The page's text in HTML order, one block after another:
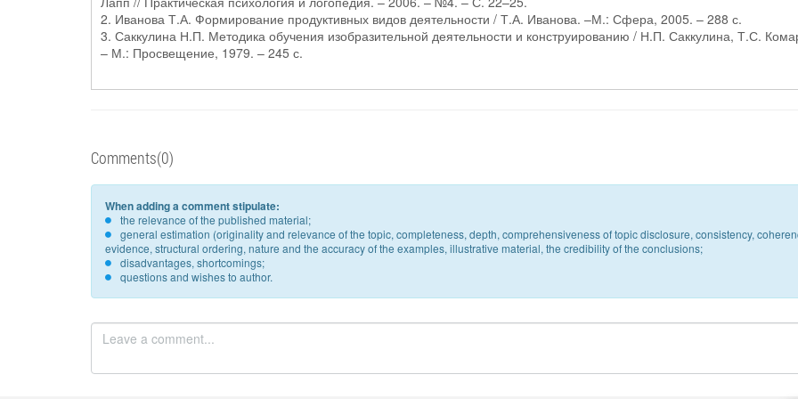
2. Иванова Т.А. Формирование продуктивных видов деятельности / Т.А. Иванова. –М.: Сфера, 2005. – 288 с.
3. Саккулина Н.П. Методика обучения изобразительной деятельности и конструированию / Н.П. Саккулина, Т.С.
– М.: Просвещение, 1979. – 245 с.
Comments(0)
When adding a comment stipulate:
the relevance of the published material;
general estimation (originality and relevance of the topic, completeness, depth, comprehensiveness of topic disclosure, consistency,
evidence, structural ordering, nature and the accuracy of the examples, illustrative material, the credibility of the conclusions;
disadvantages, shortcomings;
questions and wishes to author.